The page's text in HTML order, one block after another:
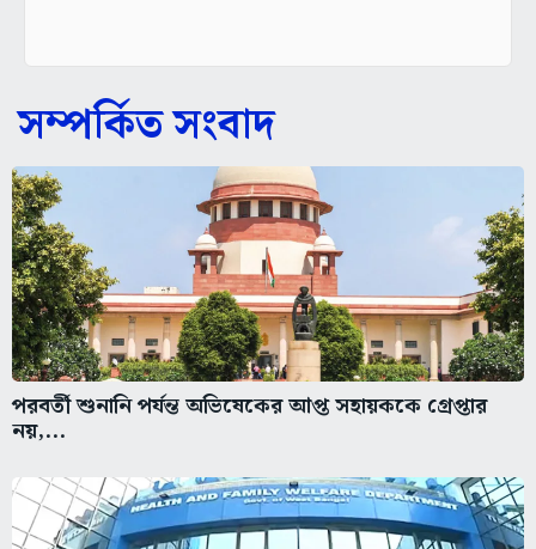
সম্পর্কিত সংবাদ
পরবর্তী শুনানি পর্যন্ত অভিষেকের আপ্ত সহায়ককে গ্রেপ্তার
নয়,...